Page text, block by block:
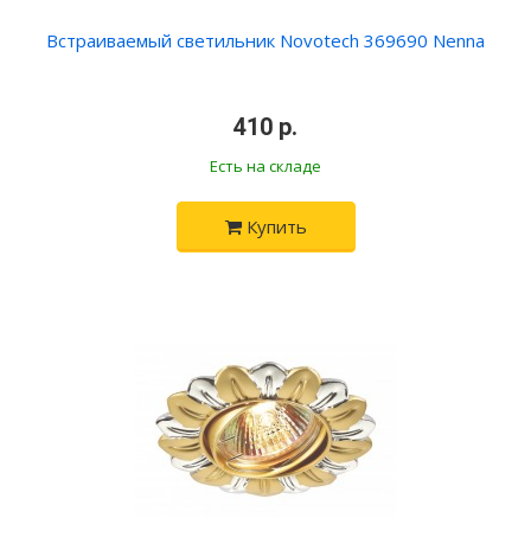
Встраиваемый светильник Novotech 369690 Nenna
410 р.
Есть на складе
Купить